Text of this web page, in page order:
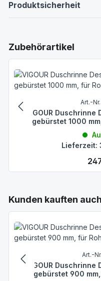
Produktsicherheit
Produktgalerie überspringen
Zubehörartikel
Art.-
VIGOUR
gebürstet 1000
Lieferzeit:
Produktgalerie überspringen
Kunden kauften auch
Art.-
VIGOUR
gebürstet 900